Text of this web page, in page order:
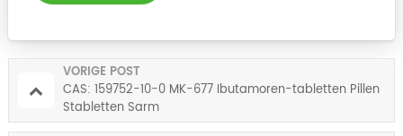
VORIGE POST
CAS: 159752-10-0 MK-677 Ibutamoren-tabletten Pillen
Stabletten Sarm